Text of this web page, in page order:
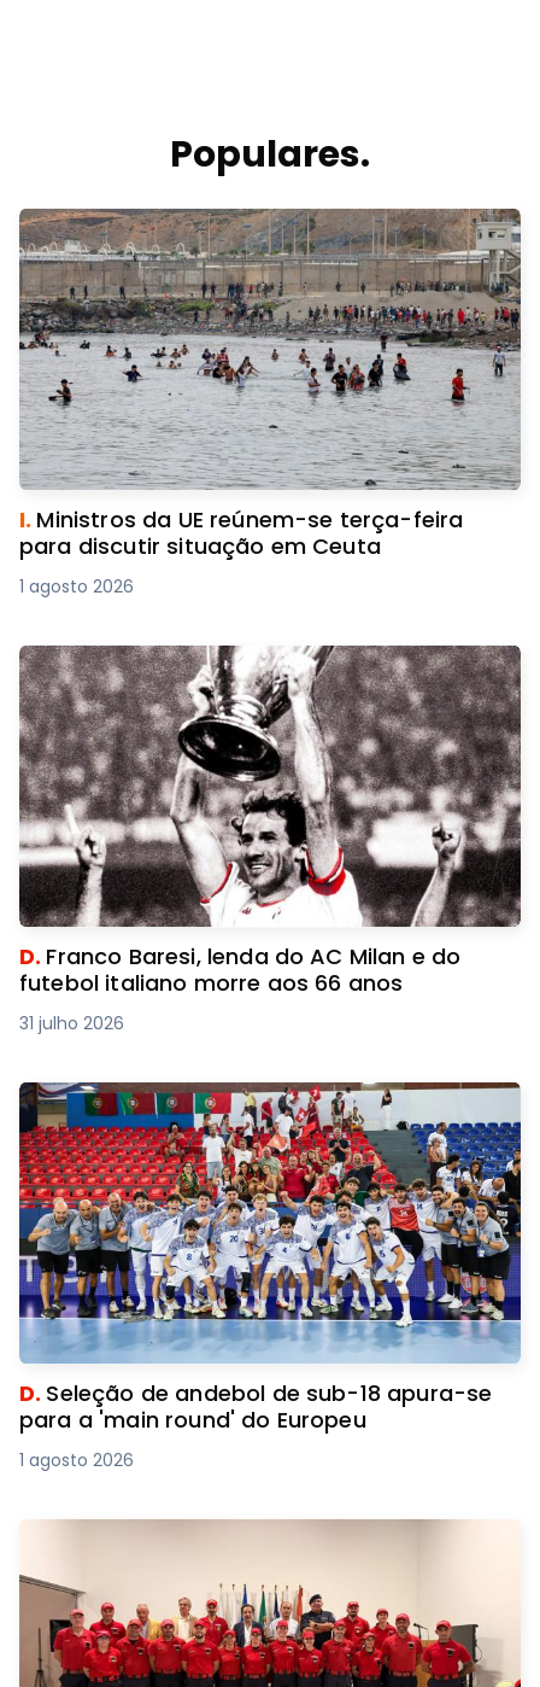
Populares.
I. Ministros da UE reúnem-se terça-feira
para discutir situação em Ceuta
1 agosto 2026
D. Franco Baresi, lenda do AC Milan e do
futebol italiano morre aos 66 anos
31 julho 2026
D. Seleção de andebol de sub-18 apura-se
para a 'main round' do Europeu
1 agosto 2026